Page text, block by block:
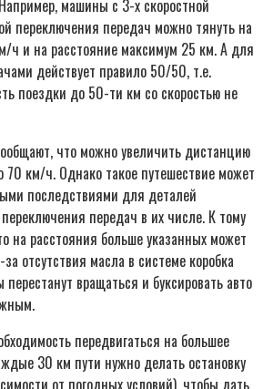
машины с 3-х скоростной
переключения передач можно тянуть на
ч и на расстояние максимум 25 км. А для
действует правило 50/50, т.е.
поездки до 50-ти км со скоростью не
что можно увеличить дистанцию
70 км/ч. Однако такое путешествие может
последствиями для деталей
передач в их числе. К тому
на расстояния больше указанных может
отсутствия масла в системе коробка
вращаться и буксировать авто
передвигаться на большее
30 км пути нужно делать остановку
от погодных условий), чтобы дать